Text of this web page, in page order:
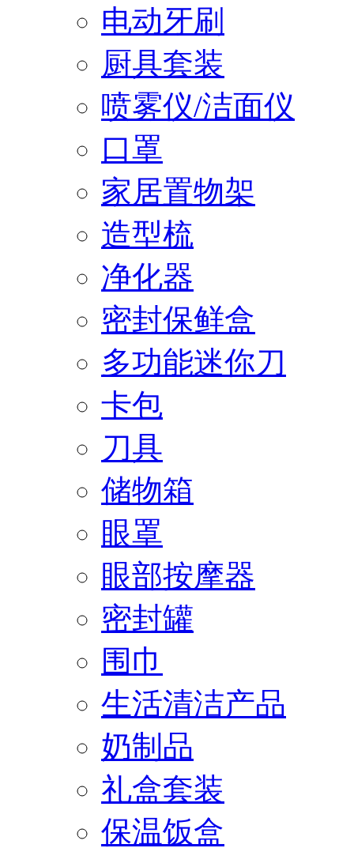
电动牙刷
厨具套装
喷雾仪/洁面仪
口罩
家居置物架
造型梳
净化器
密封保鲜盒
多功能迷你刀
卡包
刀具
储物箱
眼罩
眼部按摩器
密封罐
围巾
生活清洁产品
奶制品
礼盒套装
保温饭盒